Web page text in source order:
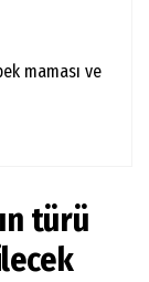
maması ve
türü